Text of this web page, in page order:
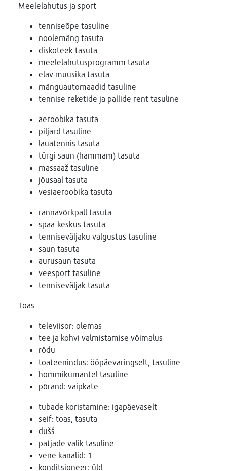
Meelelahutus ja sport
tenniseõpe tasuline
noolemäng tasuta
diskoteek tasuta
meelelahutusprogramm tasuta
elav muusika tasuta
mänguautomaadid tasuline
tennise reketide ja pallide rent tasuline
aeroobika tasuta
piljard tasuline
lauatennis tasuta
türgi saun (hammam) tasuta
massaaž tasuline
jõusaal tasuta
vesiaeroobika tasuta
rannavõrkpall tasuta
spaa-keskus tasuta
tenniseväljaku valgustus tasuline
saun tasuta
aurusaun tasuta
veesport tasuline
tenniseväljak tasuta
Toas
televiisor: olemas
tee ja kohvi valmistamise võimalus
rõdu
toateenindus: ööpäevaringselt, tasuline
hommikumantel tasuline
põrand: vaipkate
tubade koristamine: igapäevaselt
seif: toas, tasuta
dušš
patjade valik tasuline
vene kanalid: 1
konditsioneer: üld